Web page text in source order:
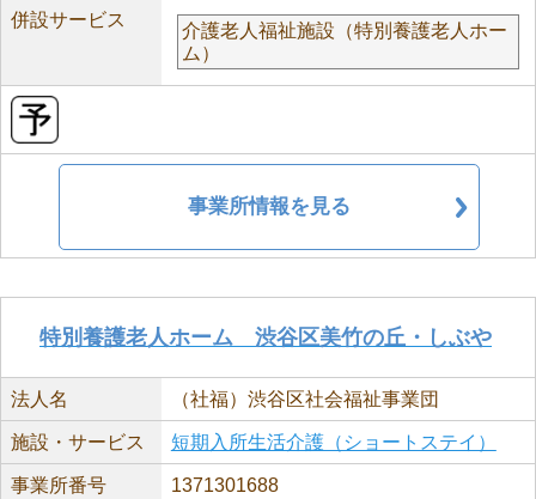
併設サービス
介護老人福祉施設（特別養護老人ホー
ム）
事業所情報を見る
特別養護老人ホーム 渋谷区美竹の丘・しぶや
法人名 （社福）渋谷区社会福祉事業団
施設・サービス 短期入所生活介護（ショートステイ）
事業所番号 1371301688